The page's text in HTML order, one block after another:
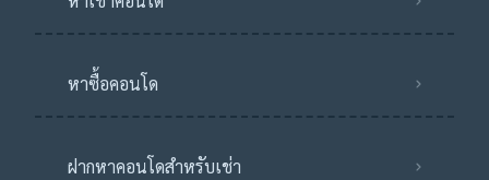
หาซื้อคอนโด
ฝากหาคอนโดสำหรับเช่า